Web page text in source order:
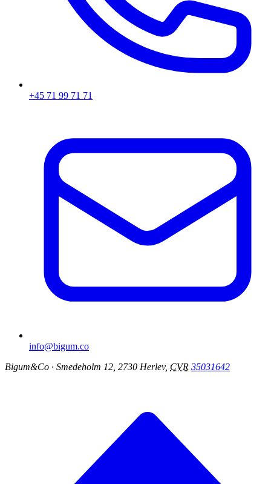
+45 71 99 71 71
info@bigum.co
Bigum&Co · Smedeholm 12, 2730 Herlev, CVR 35031642